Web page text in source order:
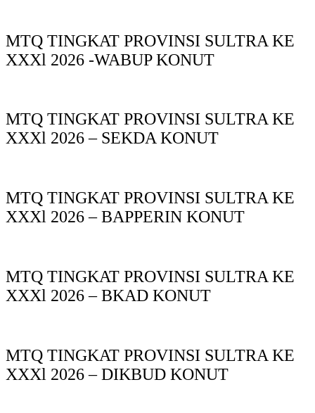
MTQ TINGKAT PROVINSI SULTRA KE
XXXl 2026 -WABUP KONUT
MTQ TINGKAT PROVINSI SULTRA KE
XXXl 2026 – SEKDA KONUT
MTQ TINGKAT PROVINSI SULTRA KE
XXXl 2026 – BAPPERIN KONUT
MTQ TINGKAT PROVINSI SULTRA KE
XXXl 2026 – BKAD KONUT
MTQ TINGKAT PROVINSI SULTRA KE
XXXl 2026 – DIKBUD KONUT